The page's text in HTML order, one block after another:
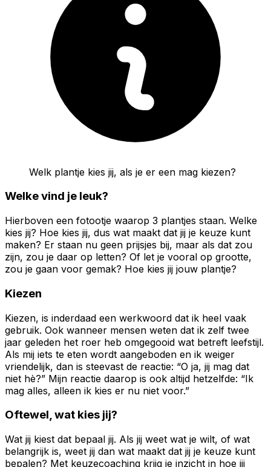
Welk plantje kies jij, als je er een mag kiezen?
Welke vind je leuk?
Hierboven een fotootje waarop 3 plantjes staan. Welke
kies jij? Hoe kies jij, dus wat maakt dat jij je keuze kunt
maken? Er staan nu geen prijsjes bij, maar als dat zou
zijn, zou je daar op letten? Of let je vooral op grootte,
zou je gaan voor gemak? Hoe kies jij jouw plantje?
Kiezen
Kiezen, is inderdaad een werkwoord dat ik heel vaak
gebruik. Ook wanneer mensen weten dat ik zelf twee
jaar geleden het roer heb omgegooid wat betreft leefstijl.
Als mij iets te eten wordt aangeboden en ik weiger
vriendelijk, dan is steevast de reactie: “O ja, jij mag dat
niet hè?” Mijn reactie daarop is ook altijd hetzelfde: “Ik
mag alles, alleen ik kies er nu niet voor.”
Oftewel, wat kies jij?
Wat jij kiest dat bepaal jij. Als jij weet wat je wilt, of wat
belangrijk is, weet jij dan wat maakt dat jij je keuze kunt
bepalen? Met keuzecoaching krijg je inzicht in hoe jij